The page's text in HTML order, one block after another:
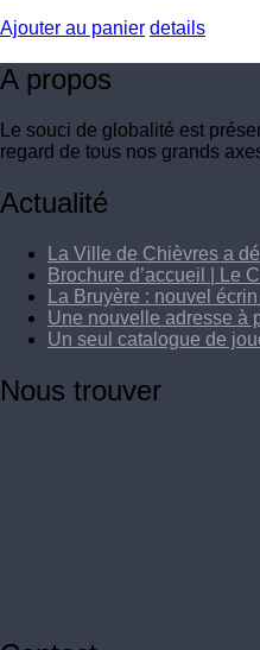
Ajouter au panier details
A propos
Le souci de globalité est
regard de tous nos grands
Actualité
La Ville de Chièvres a
Brochure d’accueil | Le
La Bruyère : nouvel
Une nouvelle adresse à
Un seul catalogue de
Nous trouver